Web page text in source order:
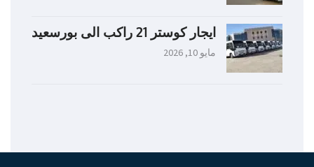
ايجار كوستر 21 راكب الى بورسعيد
مايو 10, 2026